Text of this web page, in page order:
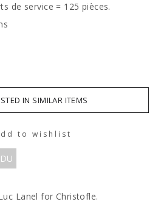
de service = 125 pièces.
IN SIMILAR ITEMS
to wishlist
Lanel for Christofle.